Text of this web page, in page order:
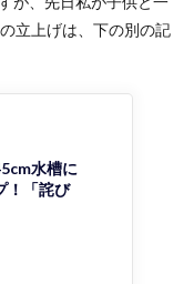
立上げは、下の別の記
水槽に
！「詫び